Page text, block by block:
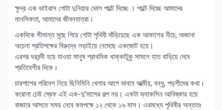
ক্ষুদ্র এক ভাইরাস গোটা দুনিয়ার ভোল পাল্টে দিচ্ছে । পাল্টে দিচ্ছে আমাদের
মানসিকতা, আমাদের জীবনযাত্রা।
একদিকে সীমান্ত মুছে গিয়ে গোটা পৃথিবী দাঁড়িয়েছে এক আকাশের নীচে, অজানা
অচেনা প্রতিপক্ষের বিরুদ্ধে লড়াইয়ে নেমেছে একজোট হয়ে।
এরপর ঘরবন্দী হয়ে যাওয়া মানুষ প্রাথমিক ধাক্কাটুকু সামলে হাত বাড়িয়ে দেবে
প্রতিবেশীর দিকে।
চারপাশের পরিবেশ নিয়ে ছিনিমিনি খেলার আগে ভাববে আত্মীয়, বন্ধু, পড়শীদের কথা।
করোনা ঢেউ স্রেফ এই এক-দু’মাসের গল্প নয়। একটা ভ্যাকসিন আবিষ্কার হয়ে
বাজারে আসতে সময় নেবে কমপক্ষে ১২ থেকে ১৬ মাস। এরমধ্যে পৃথিবীর অন্ততঃ